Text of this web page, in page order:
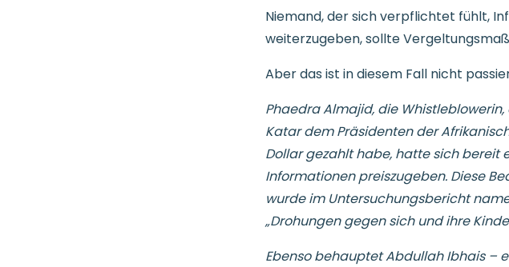
Niemand, der sich verpflichtet fühlt,
weiterzugeben, sollte
Aber das ist in diesem Fall nicht
Phaedra Almajid, die
Katar dem Präsidenten der
Dollar gezahlt habe, hatte sich bereit
Informationen preiszugeben. Diese
wurde im Untersuchungsbericht
„Drohungen gegen sich und ihre
Ebenso behauptet Abdullah Ibhais –